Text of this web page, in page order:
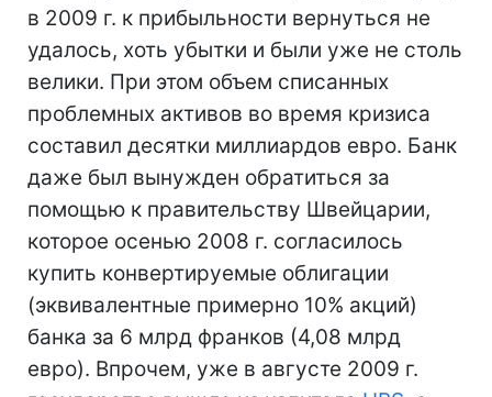
в 2009 г. к прибыльности вернуться не
удалось, хоть убытки и были уже не столь
велики. При этом объем списанных
проблемных активов во время кризиса
составил десятки миллиардов евро. Банк
даже был вынужден обратиться за
помощью к правительству Швейцарии,
которое осенью 2008 г. согласилось
купить конвертируемые облигации
(эквивалентные примерно 10% акций)
банка за 6 млрд франков (4,08 млрд
евро). Впрочем, уже в августе 2009 г.